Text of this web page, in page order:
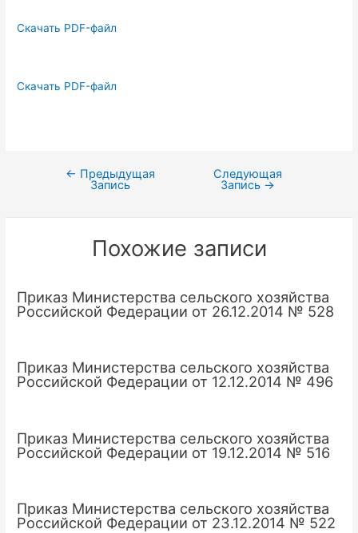
Скачать PDF-файл
Скачать PDF-файл
Навигация
записям
← Предыдущая
Запись
Следующая
Запись →
Похожие записи
Приказ Министерства сельского хозяйства
Российской Федерации от 26.12.2014 № 528
Приказ Министерства сельского хозяйства
Российской Федерации от 12.12.2014 № 496
Приказ Министерства сельского хозяйства
Российской Федерации от 19.12.2014 № 516
Приказ Министерства сельского хозяйства
Российской Федерации от 23.12.2014 № 522